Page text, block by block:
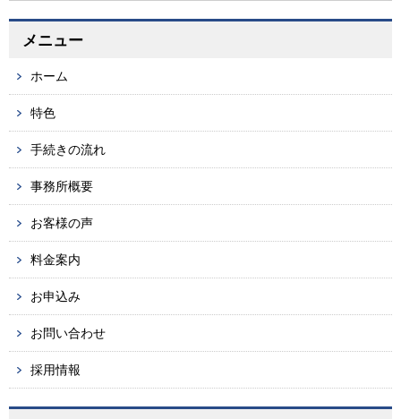
メニュー
ホーム
特色
手続きの流れ
事務所概要
お客様の声
料金案内
お申込み
お問い合わせ
採用情報